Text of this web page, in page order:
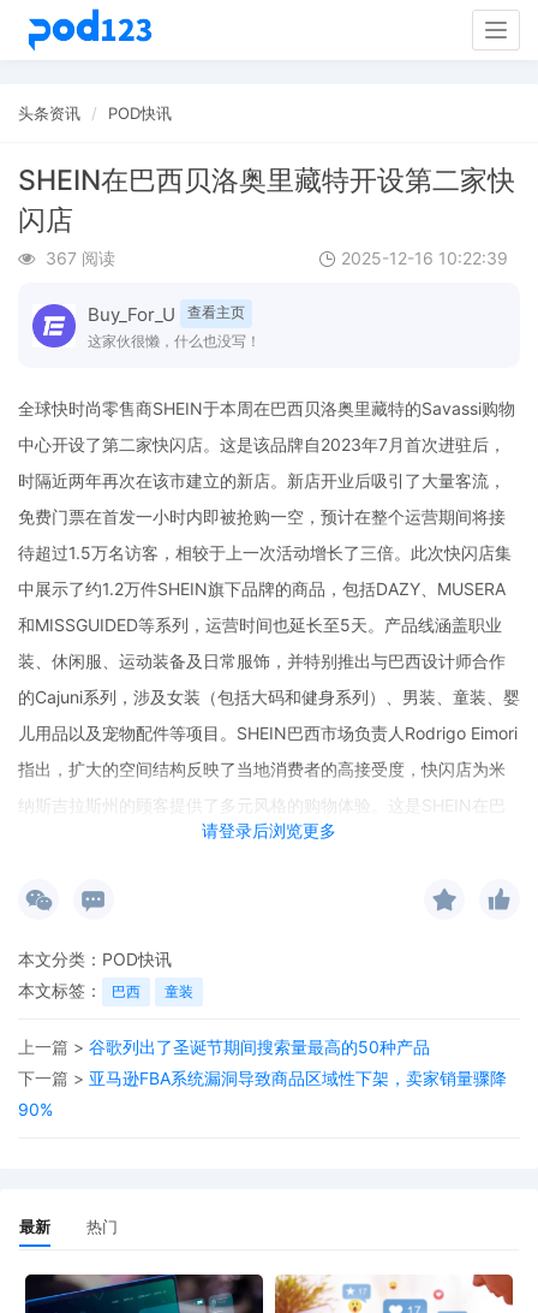
头条资讯 POD快讯
SHEIN在巴西贝洛奥里藏特开设第二家快
闪店
367 阅读 2025-12-16 10:22:39
Buy_For_U
查看主页
这家伙很懒，什么也没写！
请登录后浏览更多
全球快时尚零售商SHEIN于本周在巴西贝洛奥里藏特的Savassi购物
中心开设了第二家快闪店。这是该品牌自2023年7月首次进驻后，
时隔近两年再次在该市建立的新店。新店开业后吸引了大量客流，
免费门票在首发一小时内即被抢购一空，预计在整个运营期间将接
待超过1.5万名访客，相较于上一次活动增长了三倍。此次快闪店集
中展示了约1.2万件SHEIN旗下品牌的商品，包括DAZY、MUSERA
和MISSGUIDED等系列，运营时间也延长至5天。产品线涵盖职业
装、休闲服、运动装备及日常服饰，并特别推出与巴西设计师合作
的Cajuni系列，涉及女装（包括大码和健身系列）、男装、童装、婴
儿用品以及宠物配件等项目。SHEIN巴西市场负责人Rodrigo Eimori
指出，扩大的空间结构反映了当地消费者的高接受度，快闪店为米
纳斯吉拉斯州的顾客提供了多元风格的购物体验。这是SHEIN在巴
西的第四家快闪店，之前已在萨尔瓦多、戈亚尼亚和阿雷格里港设
本文分类： POD快讯
本文标签：
巴西 童装
上一篇 > 谷歌列出了圣诞节期间搜索量最高的50种产品
下一篇 > 亚马逊FBA系统漏洞导致商品区域性下架，卖家销量骤降
90%
最新 热门